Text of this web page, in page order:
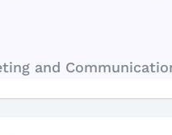
and